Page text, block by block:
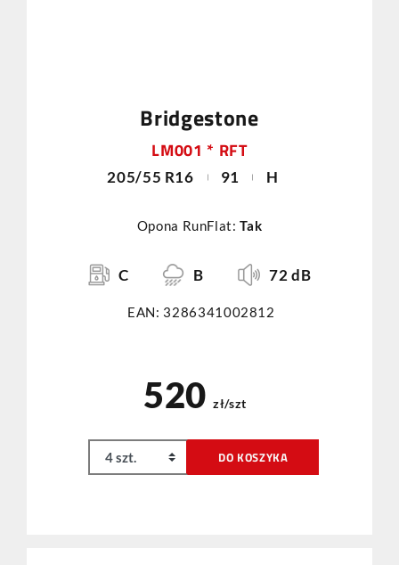
Bridgestone
LM001 * RFT
205/55 R16 91 H
Opona RunFlat:Tak
C B 72 dB
EAN: 3286341002812
520 zł/szt
DO KOSZYKA